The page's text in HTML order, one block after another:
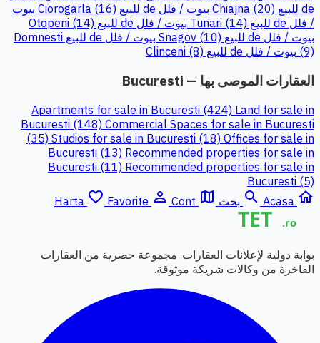
de للبيع Chiajna (20)
بيوت / فلل de للبيع Ciorogarla (16)
بيوت
/ فلل de للبيع Tunari (14)
بيوت / فلل de للبيع Otopeni (14)
بيوت / فلل de للبيع Snagov (10)
بيوت / فلل de للبيع Domnesti
(9) بيوت / فلل de للبيع Clinceni (8)
العقارات الموصى بها — Bucuresti
Apartments for sale in Bucuresti (424) Land for sale in
Bucuresti (148) Commercial Spaces for sale in Bucuresti
(35) Studios for sale in Bucuresti (18) Offices for sale in
Bucuresti (13) Recommended properties for sale in
Bucuresti (11) Recommended properties for sale in
Bucuresti (5)
home
Acasa
search بحث map
Harta favorite_border Favorite person_outline Cont
بوابة دولية لإعلانات العقارات. مجموعة حصرية من العقارات
الفاخرة من وكالات شريكة موثوقة.